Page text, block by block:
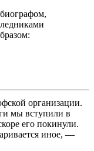
организации.
мы вступили в
его покинули.
иное, —